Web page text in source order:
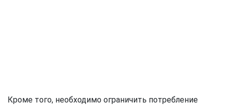
Кроме того, необходимо ограничить потребление